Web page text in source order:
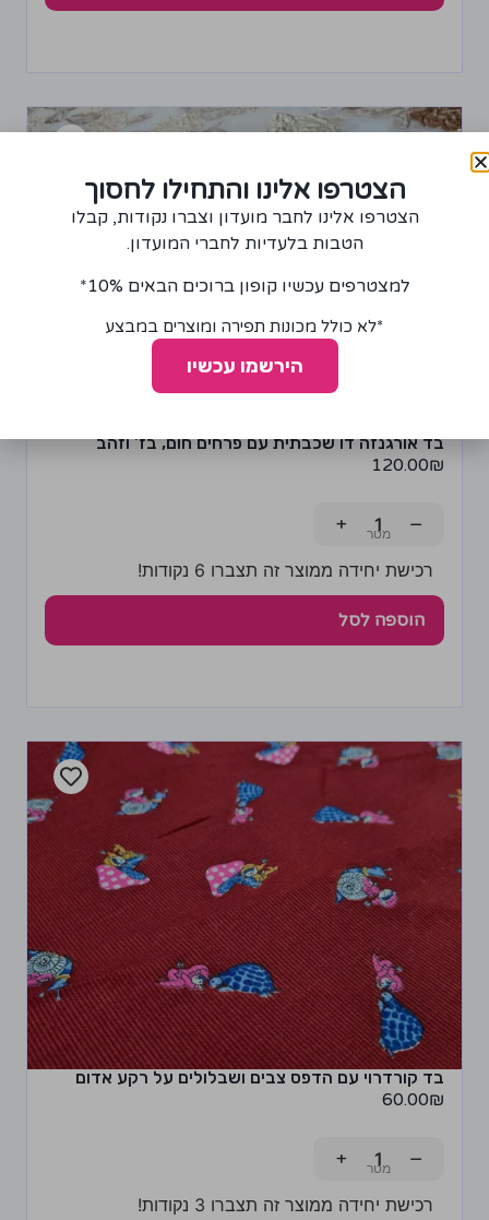
בד אורגנזה דו שכבתית עם פרחים חום, בז' וזהב
120.00₪
−
+
רכישת יחידה ממוצר זה תצברו 6 נקודות!
הוספה לסל
בד קורדרוי עם הדפס צבים ושבלולים על רקע אדום
60.00₪
−
+
רכישת יחידה ממוצר זה תצברו 3 נקודות!
הצטרפו אלינו והתחילו לחסוך
הצטרפו אלינו לחבר מועדון וצברו נקודות, קבלו
הטבות בלעדיות לחברי המועדון.
למצטרפים עכשיו קופון ברוכים הבאים 10%*
*לא כולל מכונות תפירה ומוצרים במבצע
הירשמו עכשיו